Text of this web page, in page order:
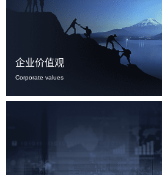
企业价值观
Corporate values